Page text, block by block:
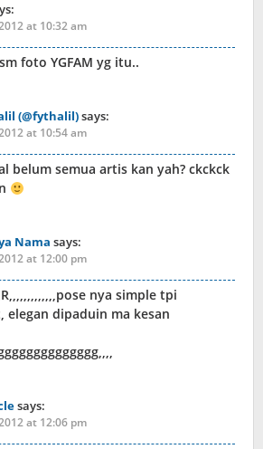
at 10:32 am
foto YGFAM yg itu..
(@fythalil)says:
at 10:54 am
belum semua artis kan yah? ckckck
Nama says:
at 12:00 pm
nya simple tpi
elegan dipaduin ma kesan
says:
at 12:06 pm